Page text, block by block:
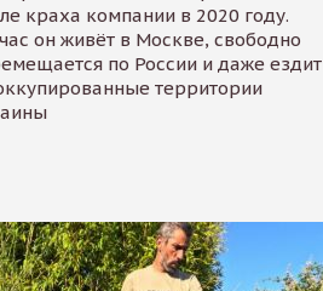
краха компании в 2020 году.
он живёт в Москве, свободно
по России и даже ездит
территории